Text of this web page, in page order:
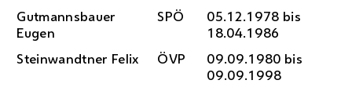
Gutmannsbauer
Eugen
SPÖ
05.12.1978 bis
18.04.1986
Steinwandtner Felix
ÖVP
09.09.1980 bis
09.09.1998